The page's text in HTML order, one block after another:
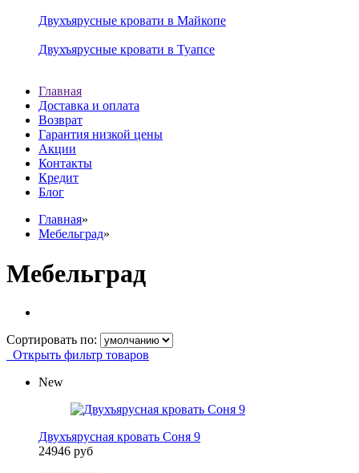
Двухъярусные кровати в Майкопе
Двухъярусные кровати в Туапсе
Главная
Доставка и оплата
Возврат
Гарантия низкой цены
Акции
Контакты
Кредит
Блог
Главная»
Мебельград»
Мебельград
Сортировать по:
Открыть фильтр товаров
New
Двухъярусная кровать Соня 9
24946 руб